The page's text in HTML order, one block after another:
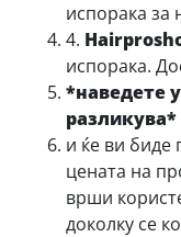
испорака за
4.
испорака.
*наведете
разликува*
и ќе ви биде
цената на
врши
доколку се